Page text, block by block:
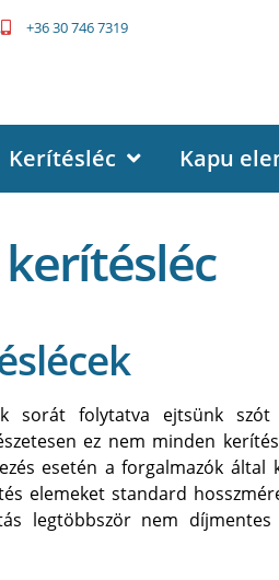
+36 30 746 7319
Kerítésléc Kapu
sorát folytatva ejtsünk
ez nem minden
esetén a forgalmazók által
elemeket standard
legtöbbször nem